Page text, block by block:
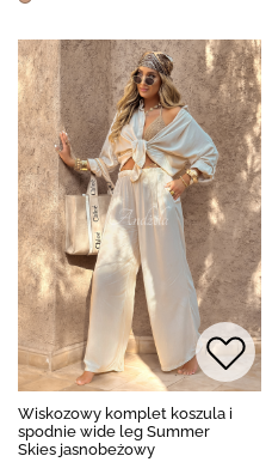
Wiskozowy komplet koszula i
spodnie wide leg Summer
Skies jasnobeżowy